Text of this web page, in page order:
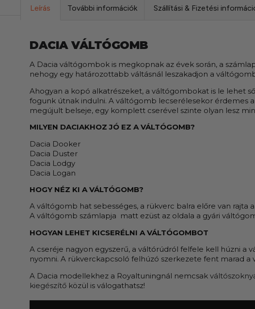
Leírás További információk Szállítási & Fizetési
DACIA VÁLTÓGOMB
A Dacia váltógombok is megkopnak az évek során, a
nehogy egy határozottabb váltásnál leszakadjon a
Ahogyan a kopó alkatrészeket, a váltógombokat is le lehet
fogunk útnak indulni. A váltógomb lecserélesekor érdemes
megújult belseje, egy komplett cserével szinte olyan lesz
MILYEN DACIAKHOZ JÓ EZ A VÁLTÓGOMB?
Dacia Dooker
Dacia Duster
Dacia Lodgy
Dacia Logan
HOGY NÉZ KI A VÁLTÓGOMB?
A váltógomb hat sebességes, a rükverc balra előre van rajta
A váltógomb számlapja matt ezüst az oldala a gyári
HOGYAN LEHET KICSERÉLNI A VÁLTÓGOMBOT
A cseréje nagyon egyszerű, a váltórúdról felfele kell húzni a
nyomni. A rükverckapcsoló felhúzó szerkezete fent marad
A Dacia modellekhez a Royaltuningnál nemcsak
kiegészítő közül is válogathatsz!